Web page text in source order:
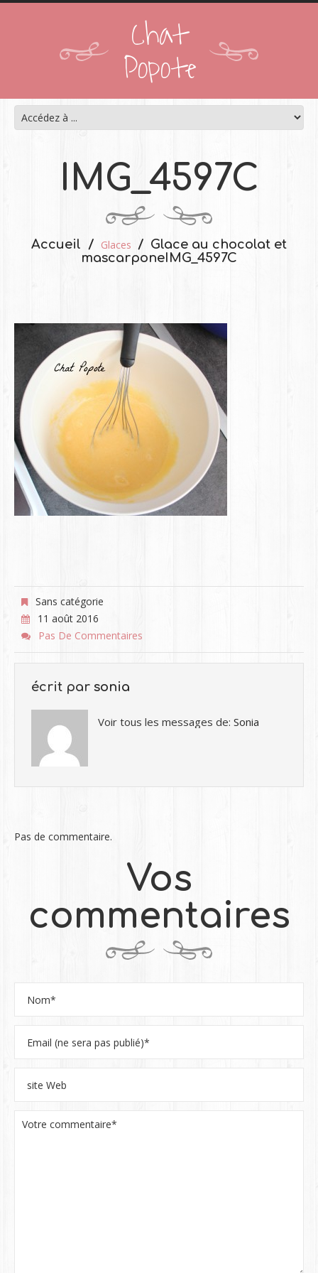
Chat
Popote
IMG_4597C
Accueil Glaces
Glace au chocolat et
mascarponeIMG_4597C
Sans catégorie
11 août 2016
Pas De Commentaires
écrit par sonia
Voir tous les messages de: Sonia
Pas de commentaire.
Vos
commentaires